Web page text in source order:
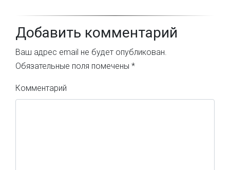
Добавить комментарий
Ваш адрес email не будет опубликован.
Обязательные поля помечены *
Комментарий